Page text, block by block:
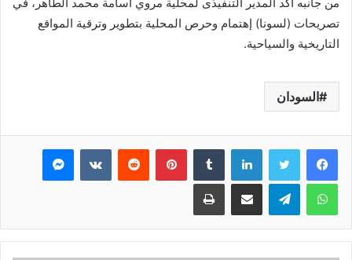
تصريحات (لسونا) إهتمام وحرص المحلية بتطوير وترقية المواقع
التاريخية والسياحية.
السودان
فيسبوك تويتر لينكدإن بينتيريست ماسنجر
واتساب تيلقرام مشاركة عبر البريد طباعة